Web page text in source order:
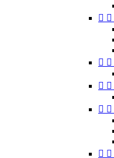
 
 
 
 
 